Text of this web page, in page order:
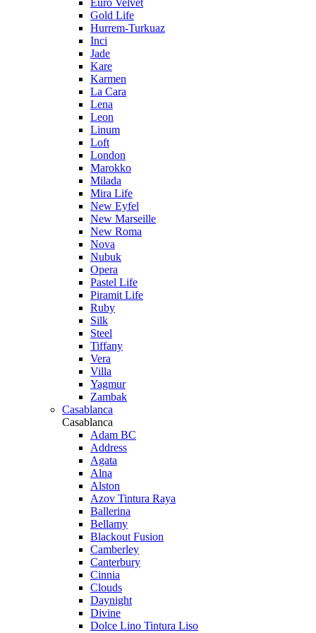
Euro Velvet
Gold Life
Hurrem-Turkuaz
Inci
Jade
Kare
Karmen
La Cara
Lena
Leon
Linum
Loft
London
Marokko
Milada
Mira Life
New Eyfel
New Marseille
New Roma
Nova
Nubuk
Opera
Pastel Life
Piramit Life
Ruby
Silk
Steel
Tiffany
Vera
Villa
Yagmur
Zambak
Casablanca
Casablanca
Adam BC
Address
Agata
Alna
Alston
Azov Tintura Raya
Ballerina
Bellamy
Blackout Fusion
Camberley
Canterbury
Cinnia
Clouds
Daynight
Divine
Dolce Lino Tintura Liso